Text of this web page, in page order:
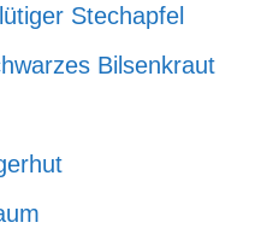
Stechapfel
Bilsenkraut